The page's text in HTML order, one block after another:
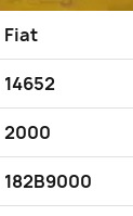
Fiat
14652
2000
182B9000